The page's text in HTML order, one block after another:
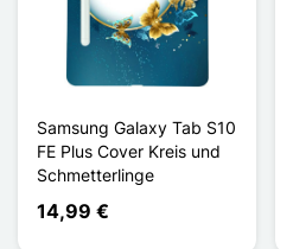
Samsung Galaxy Tab S10
FE Plus Cover Kreis und
Schmetterlinge
14,99 €